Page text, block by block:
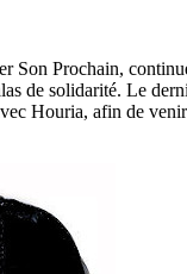
Son Prochain,
de solidarité. Le
Houria, afin de